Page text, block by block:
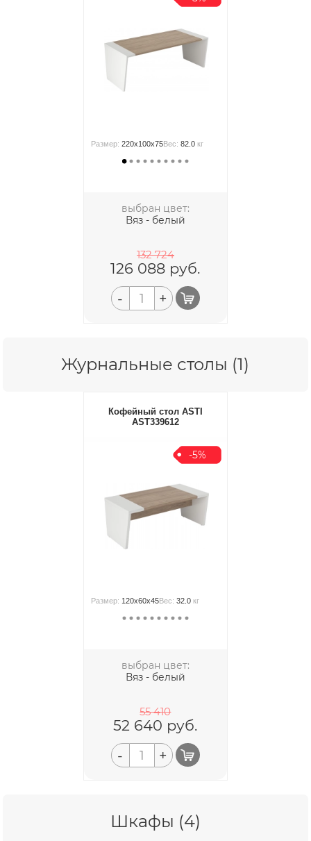
Размер:220x100x75Вес:82.0 кг
выбран цвет:
Вяз - белый
132 724
126 088 руб.
- +
Журнальные столы (1)
Кофейный стол ASTI
AST339612
-5%
Размер: 120x60x45Вес:32.0 кг
выбран цвет:
Вяз - белый
55 410
52 640 руб.
- +
Шкафы (4)